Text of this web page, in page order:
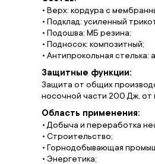
• Верх: кордура с
• Подклад: усиленный
• Подошва: МБ резина;
• Подносок: композитный;
• Антипрокольная стелька:
Защитные функции:
Защита от общих
носочной части 200 Дж, от
Область применения:
• Добыча и переработка
• Строительство;
• Горнодобывающая
• Энергетика;